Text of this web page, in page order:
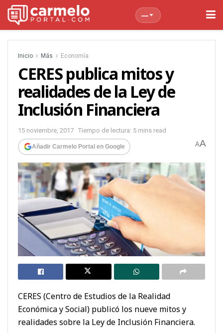
—
Inicio Más Economía
CERES publica mitos y
realidades de la Ley de
Inclusión Financiera
15 noviembre, 2017 Tiempo de lectura: 5 mins read
Añadir Carmelo Portal en Google AA
CERES (Centro de Estudios de la Realidad
Económica y Social) publicó los nueve mitos y
realidades sobre la Ley de Inclusión Financiera.